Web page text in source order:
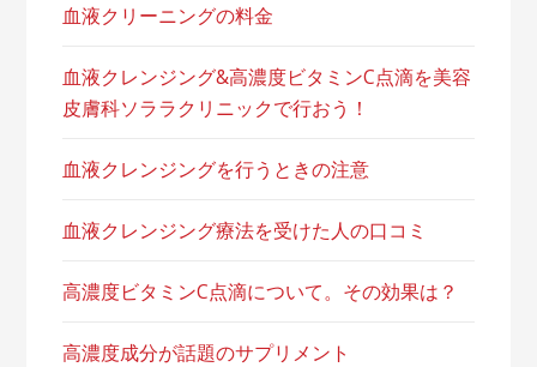
血液クリーニングの料金
血液クレンジング&高濃度ビタミンC点滴を美容
皮膚科ソララクリニックで行おう！
血液クレンジングを行うときの注意
血液クレンジング療法を受けた人の口コミ
高濃度ビタミンC点滴について。その効果は？
高濃度成分が話題のサプリメント